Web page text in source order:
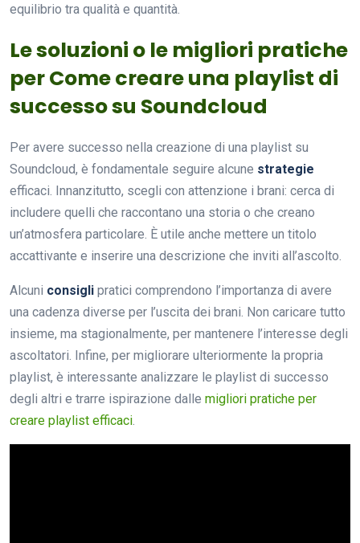
equilibrio tra qualità e quantità.
Le soluzioni o le migliori pratiche
per Come creare una playlist di
successo su Soundcloud
Per avere successo nella creazione di una playlist su
Soundcloud, è fondamentale seguire alcune strategie
efficaci. Innanzitutto, scegli con attenzione i brani: cerca di
includere quelli che raccontano una storia o che creano
un’atmosfera particolare. È utile anche mettere un titolo
accattivante e inserire una descrizione che inviti all’ascolto.
Alcuni consigli pratici comprendono l’importanza di avere
una cadenza diverse per l’uscita dei brani. Non caricare tutto
insieme, ma stagionalmente, per mantenere l’interesse degli
ascoltatori. Infine, per migliorare ulteriormente la propria
playlist, è interessante analizzare le playlist di successo
degli altri e trarre ispirazione dalle migliori pratiche per
creare playlist efficaci.